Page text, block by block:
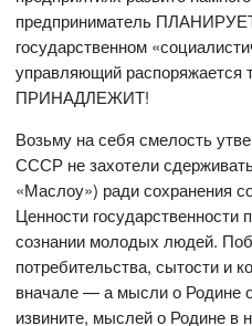
предприниматель
государственном
управляющий
ПРИНАДЛЕЖИТ!
Возьму на себя смелость
СССР не захотели
«Маслоу») ради сохранения
Ценности государственности
сознании молодых людей.
потребительства, сытости
вначале — а мысли о Родине
извините, мыслей о Родине в